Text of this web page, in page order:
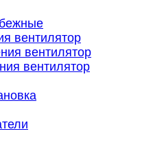
вентилятор
вентилятор
вентилятор